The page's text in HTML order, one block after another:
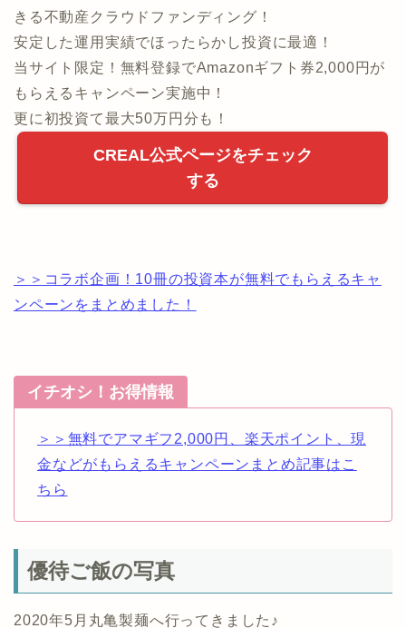
きる不動産クラウドファンディング！
安定した運用実績でほったらかし投資に最適！
当サイト限定！無料登録でAmazonギフト券2,000円が
もらえるキャンペーン実施中！
更に初投資て最大50万円分も！
CREAL公式ページをチェック
する
＞＞コラボ企画！10冊の投資本が無料でもらえるキャ
ンペーンをまとめました！
イチオシ！お得情報
＞＞無料でアマギフ2,000円、楽天ポイント、現
金などがもらえるキャンペーンまとめ記事はこ
ちら
優待ご飯の写真
2020年5月丸亀製麺へ行ってきました♪